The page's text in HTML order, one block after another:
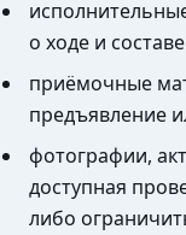
о ходе и
приёмочные
предъявление
фотографии,
доступная
либо